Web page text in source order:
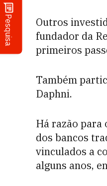
Pesquisa
Outros
fundador da
primeiros
Também
Daphni.
Há razão para
dos bancos
vinculados a
alguns anos,